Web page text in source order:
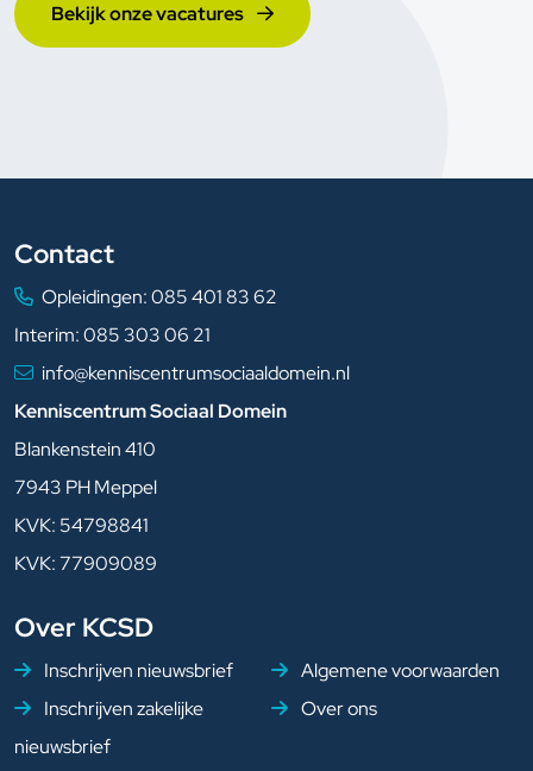
Bekijk onze vacatures
Contact
Opleidingen:085 401 83 62
Interim:085 303 06 21
info@kenniscentrumsociaaldomein.nl
Kenniscentrum Sociaal Domein
Blankenstein 410
7943 PH Meppel
KVK: 54798841
KVK: 77909089
Over KCSD
Inschrijven nieuwsbrief
Algemene voorwaarden
Inschrijven zakelijke
nieuwsbrief
Over ons